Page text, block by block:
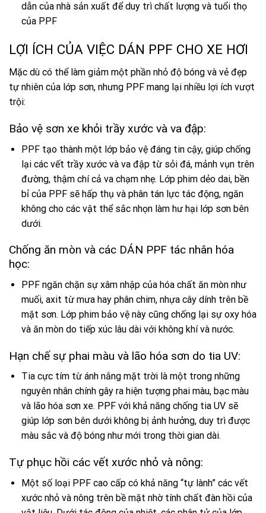
dẫn của nhà sản xuất để duy trì chất lượng và tuổi thọ
của PPF
LỢI ÍCH CỦA VIỆC DÁN PPF CHO XE HƠI
Mặc dù có thể làm giảm một phần nhỏ độ bóng và vẻ đẹp
tự nhiên của lớp sơn, nhưng PPF mang lại nhiều lợi ích vượt
trội:
Bảo vệ sơn xe khỏi trầy xước và va đập:
PPF tạo thành một lớp bảo vệ đáng tin cậy, giúp chống
lại các vết trầy xước và va đập từ sỏi đá, mảnh vụn trên
đường, thậm chí cả va chạm nhẹ. Lớp phim dẻo dai, bền
bỉ của PPF sẽ hấp thụ và phân tán lực tác động, ngăn
không cho các vật thể sắc nhọn làm hư hại lớp sơn bên
dưới.
Chống ăn mòn và các DÁN PPF tác nhân hóa
học:
PPF ngăn chặn sự xâm nhập của hóa chất ăn mòn như
muối, axit từ mưa hay phân chim, nhựa cây dính trên bề
mặt sơn. Lớp phim bảo vệ này cũng chống lại sự oxy hóa
và ăn mòn do tiếp xúc lâu dài với không khí và nước.
Hạn chế sự phai màu và lão hóa sơn do tia UV:
Tia cực tím từ ánh nắng mặt trời là một trong những
nguyên nhân chính gây ra hiện tượng phai màu, bạc màu
và lão hóa sơn xe. PPF với khả năng chống tia UV sẽ
giúp lớp sơn bên dưới không bị ảnh hưởng, duy trì được
màu sắc và độ bóng như mới trong thời gian dài.
Tự phục hồi các vết xước nhỏ và nông:
Một số loại PPF cao cấp có khả năng “tự lành” các vết
xước nhỏ và nông trên bề mặt nhờ tính chất đàn hồi của